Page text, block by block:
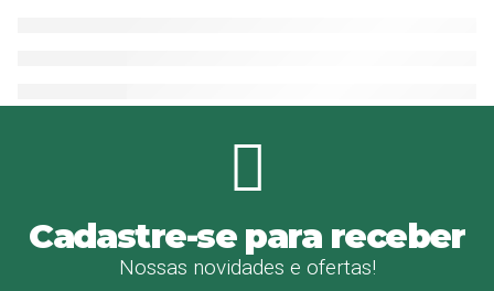
Cadastre-se para receber
Nossas novidades e ofertas!